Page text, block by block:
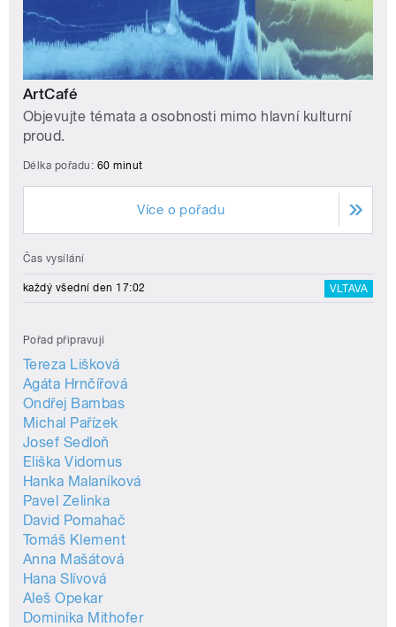
ArtCafé
Objevujte témata a osobnosti mimo hlavní kulturní
proud.
Délka pořadu: 60 minut
Více o pořadu
Čas vysílání
každý všední den 17:02 VLTAVA
Pořad připravují
Tereza Lišková
Agáta Hrnčířová
Ondřej Bambas
Michal Pařízek
Josef Sedloň
Eliška Vidomus
Hanka Malaníková
Pavel Zelinka
David Pomahač
Tomáš Klement
Anna Mašátová
Hana Slívová
Aleš Opekar
Dominika Mithofer